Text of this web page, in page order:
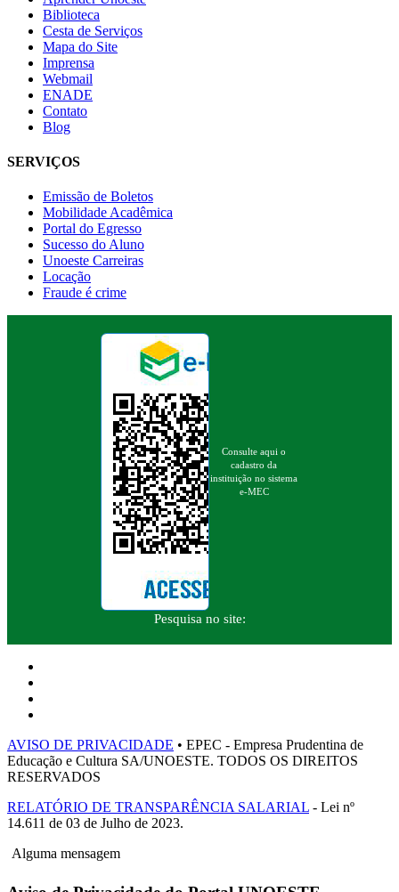
Biblioteca
Cesta de Serviços
Mapa do Site
Imprensa
Webmail
ENADE
Contato
Blog
SERVIÇOS
Emissão de Boletos
Mobilidade Acadêmica
Portal do Egresso
Sucesso do Aluno
Unoeste Carreiras
Locação
Fraude é crime
Consulte aqui o
cadastro da
instituição no sistema
e-MEC
Pesquisa no site:
AVISO DE PRIVACIDADE • EPEC - Empresa Prudentina de
Educação e Cultura SA/UNOESTE. TODOS OS DIREITOS
RESERVADOS
RELATÓRIO DE TRANSPARÊNCIA SALARIAL - Lei nº
14.611 de 03 de Julho de 2023.
Alguma mensagem